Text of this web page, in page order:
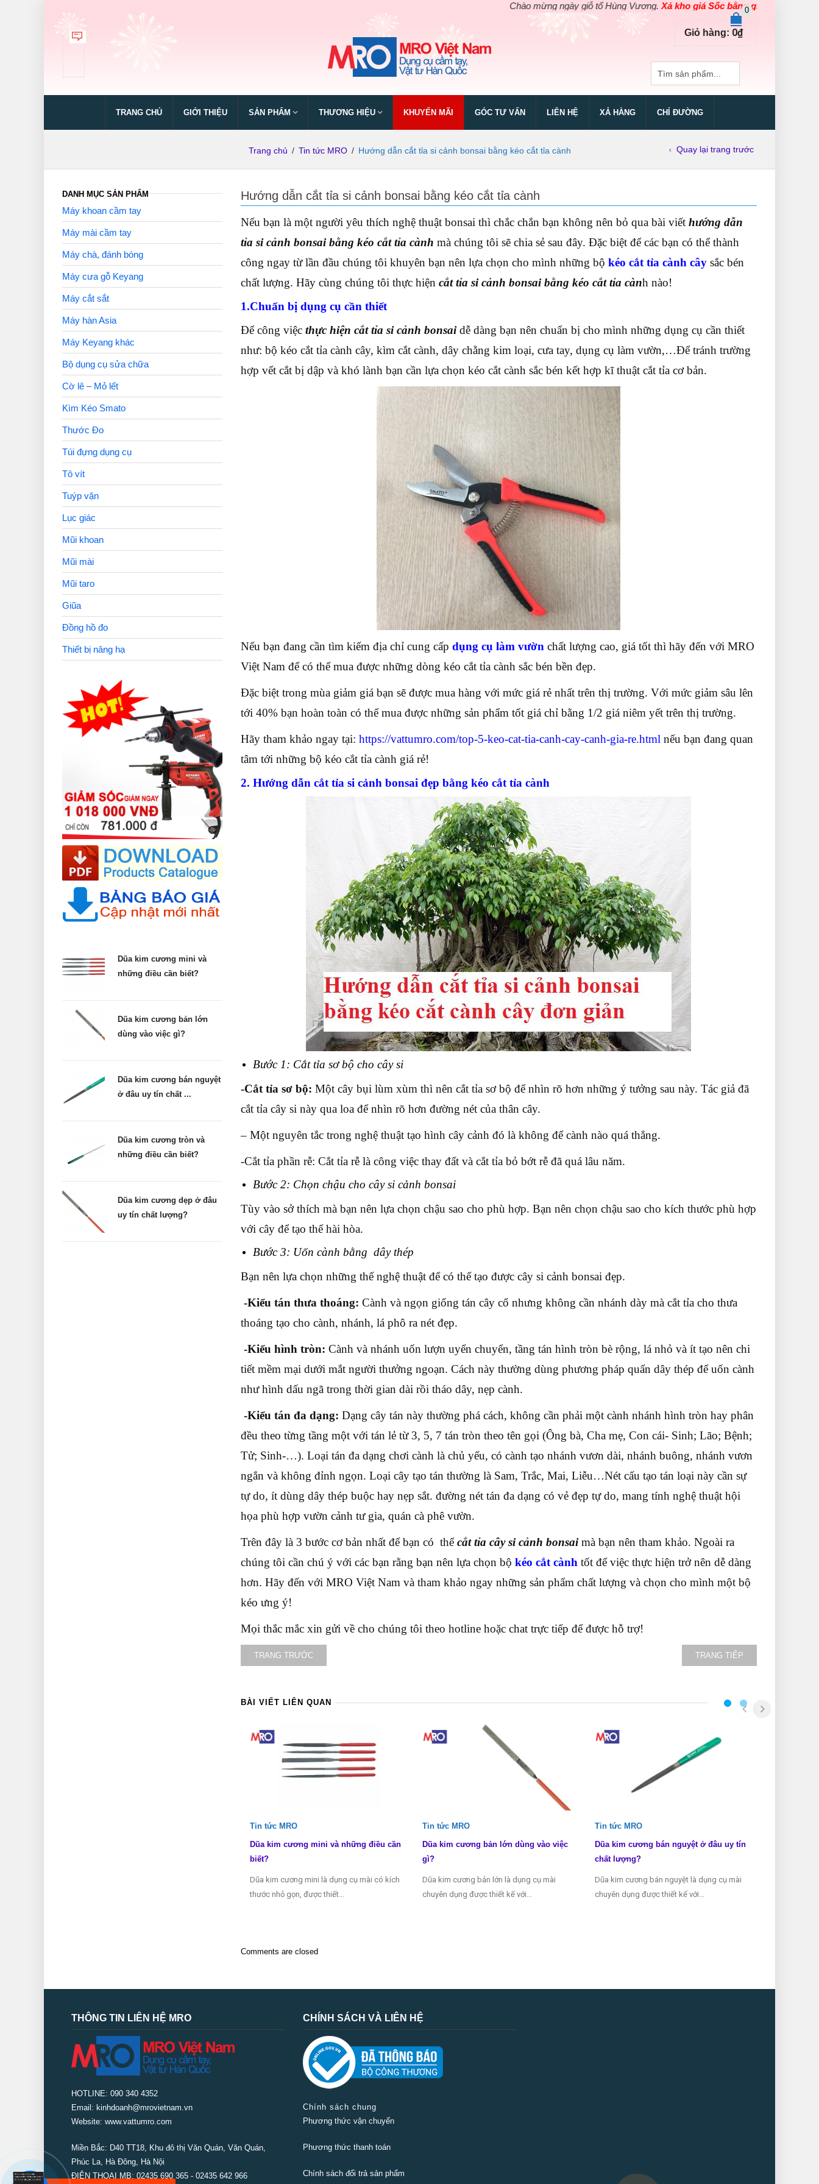
Chào mừng ngày giỗ tổ Hùng Vương.Xả kho giá Sốc bằng giá Gốccho các sản phẩm
0
Giỏ hàng: 0₫
TRANG CHỦ GIỚI THIỆU SẢN PHẨM THƯƠNG HIỆU KHUYẾN MÃI GÓC TƯ VẤN LIÊN HỆ XẢ HÀNG CHỈ ĐƯỜNG
Trang chủ / Tin tức MRO / Hướng dẫn cắt tỉa si cảnh bonsai bằng kéo cắt tỉa cành Quay lại trang trước
Hướng dẫn cắt tỉa si cảnh bonsai bằng kéo cắt tỉa cành
Nếu bạn là một người yêu thích nghệ thuật bonsai thì chắc chắn bạn không nên bỏ qua bài viết hướng dẫn
tỉa si cảnh bonsai bằng kéo cắt tỉa cành mà chúng tôi sẽ chia sẻ sau đây. Đặc biệt để các bạn có thể thành
công ngay từ lần đầu chúng tôi khuyên bạn nên lựa chọn cho mình những bộ kéo cắt tỉa cành câysắc bén
chất lượng. Hãy cùng chúng tôi thực hiện cắt tỉa si cảnh bonsai bằng kéo cắt tỉa cành nào!
1.Chuẩn bị dụng cụ cần thiết
Để công việc thực hiện cắt tỉa si cảnh bonsaidễ dàng bạn nên chuẩn bị cho mình những dụng cụ cần thiết
như: bộ kéo cắt tỉa cành cây, kìm cắt cành, dây chằng kim loại, cưa tay, dụng cụ làm vườn,…Để tránh trường
hợp vết cắt bị dập và khó lành bạn cần lựa chọn kéo cắt cành sắc bén kết hợp kĩ thuật cắt tỉa cơ bản.
Nếu bạn đang cần tìm kiếm địa chỉ cung cấp dụng cụ làm vườn chất lượng cao, giá tốt thì hãy đến với MRO
Việt Nam để có thể mua được những dòng kéo cắt tỉa cành sắc bén bền đẹp.
Đặc biệt trong mùa giảm giá bạn sẽ được mua hàng với mức giá rẻ nhất trên thị trường. Với mức giảm sâu lên
tới 40% bạn hoàn toàn có thể mua được những sản phẩm tốt giá chỉ bằng 1/2 giá niêm yết trên thị trường.
Hãy tham khảo ngay tại: https://vattumro.com/top-5-keo-cat-tia-canh-cay-canh-gia-re.html nếu bạn đang quan
tâm tới những bộ kéo cắt tỉa cành giá rẻ!
2. Hướng dẫn cắt tỉa si cảnh bonsai đẹp bằng kéo cắt tỉa cành
Bước 1: Cắt tỉa sơ bộ cho cây si
-Cắt tỉa sơ bộ: Một cây bụi lùm xùm thì nên cắt tỉa sơ bộ để nhìn rõ hơn những ý tưởng sau này. Tác giả đã
cắt tỉa cây si này qua loa để nhìn rõ hơn đường nét của thân cây.
– Một nguyên tắc trong nghệ thuật tạo hình cây cảnh đó là không để cành nào quá thẳng.
-Cắt tỉa phần rễ: Cắt tỉa rễ là công việc thay đất và cắt tỉa bỏ bớt rễ đã quá lâu năm.
Bước 2: Chọn chậu cho cây si cảnh bonsai
Tùy vào sở thích mà bạn nên lựa chọn chậu sao cho phù hợp. Bạn nên chọn chậu sao cho kích thước phù hợp
với cây để tạo thế hài hòa.
Bước 3: Uốn cành bằng dây thép
Bạn nên lựa chọn những thế nghệ thuật để có thể tạo được cây si cảnh bonsai đẹp.
-Kiểu tán thưa thoáng: Cành và ngọn giống tán cây cổ nhưng không cần nhánh dày mà cắt tỉa cho thưa
thoáng tạo cho cành, nhánh, lá phô ra nét đẹp.
-Kiểu hình tròn: Cành và nhánh uốn lượn uyển chuyển, tầng tán hình tròn bè rộng, lá nhỏ và ít tạo nên chi
tiết mềm mại dưới mắt người thưởng ngoạn. Cách này thường dùng phương pháp quấn dây thép để uốn cành
như hình dấu ngã trong thời gian dài rồi tháo dây, nẹp cành.
-Kiểu tán đa dạng: Dạng cây tán này thường phá cách, không cần phải một cành nhánh hình tròn hay phân
đều theo từng tầng một với tán lẻ từ 3, 5, 7 tán tròn theo tên gọi (Ông bà, Cha mẹ, Con cái- Sinh; Lão; Bệnh;
Tử; Sinh-…). Loại tán đa dạng chơi cành là chủ yếu, có cành tạo nhánh vươn dài, nhánh buông, nhánh vươn
ngắn và không đỉnh ngọn. Loại cây tạo tán thường là Sam, Trắc, Mai, Liễu…Nét cấu tạo tán loại này cần sự
tự do, ít dùng dây thép buộc hay nẹp sắt. đường nét tán đa dạng có vẻ đẹp tự do, mang tính nghệ thuật hội
họa phù hợp vườn cảnh tư gia, quán cà phê vườn.
Trên đây là 3 bước cơ bản nhất để bạn có thểcắt tỉa cây si cảnh bonsaimà bạn nên tham khảo. Ngoài ra
chúng tôi cần chú ý với các bạn rằng bạn nên lựa chọn bộ kéo cắt cành tốt để việc thực hiện trở nên dễ dàng
hơn. Hãy đến với MRO Việt Nam và tham khảo ngay những sản phẩm chất lượng và chọn cho mình một bộ
kéo ưng ý!
Mọi thắc mắc xin gửi về cho chúng tôi theo hotline hoặc chat trực tiếp để được hỗ trợ!
TRANG TRƯỚC TRANG TIẾP
BÀI VIẾT LIÊN QUAN
Tin tức MRO
Dũa kim cương mini và những điều cần
biết?
Dũa kim cương mini là dụng cụ mài có kích
thước nhỏ gọn, được thiết…
Tin tức MRO
Dũa kim cương bản lớn dùng vào việc
gì?
Dũa kim cương bản lớn là dụng cụ mài
chuyên dụng được thiết kế với…
Tin tức MRO
Dũa kim cương bán nguyệt ở đâu uy tín
chất lượng?
Dũa kim cương bán nguyệt là dụng cụ mài
chuyên dụng được thiết kế với…
Comments are closed
DANH MỤC SẢN PHẨM
Máy khoan cầm tay
Máy mài cầm tay
Máy chà, đánh bóng
Máy cưa gỗ Keyang
Máy cắt sắt
Máy hàn Asia
Máy Keyang khác
Bộ dụng cụ sửa chữa
Cờ lê – Mỏ lết
Kìm Kéo Smato
Thước Đo
Túi đựng dụng cụ
Tô vít
Tuýp vặn
Lục giác
Mũi khoan
Mũi mài
Mũi taro
Giũa
Đồng hồ đo
Thiết bị nâng hạ
Dũa kim cương mini và
những điều cần biết?
Dũa kim cương bản lớn
dùng vào việc gì?
Dũa kim cương bán nguyệt
ở đâu uy tín chất ...
Dũa kim cương tròn và
những điều cần biết?
Dũa kim cương dẹp ở đâu
uy tín chất lượng?
THÔNG TIN LIÊN HỆ MRO
HOTLINE: 090 340 4352
Email: kinhdoanh@mrovietnam.vn
Website: www.vattumro.com
Miền Bắc: D40 TT18, Khu đô thị Văn Quán, Văn Quán,
Phúc La, Hà Đông, Hà Nội
ĐIỆN THOẠI MB: 02435 690 365 - 02435 642 966
CHÍNH SÁCH VÀ LIÊN HỆ
Chính sách chung
Phương thức vận chuyển
Phương thức thanh toán
Chính sách đổi trả sản phẩm